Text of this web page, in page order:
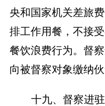
央和国家机关差旅
排工作用餐，不接
餐饮浪费行为。督
向被督察对象缴纳伙
十九、督察进